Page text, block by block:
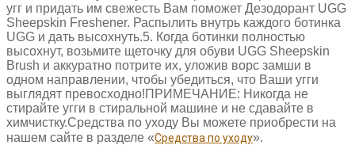
угг и придать им свежесть Вам поможет Дезодорант UGG
Sheepskin Freshener. Распылить внутрь каждого ботинка
UGG и дать высохнуть.5. Когда ботинки полностью
высохнут, возьмите щеточку для обуви UGG Sheepskin
Brush и аккуратно потрите их, уложив ворс замши в
одном направлении, чтобы убедиться, что Ваши угги
выглядят превосходно!ПРИМЕЧАНИЕ: Никогда не
стирайте угги в стиральной машине и не сдавайте в
химчистку.Средства по уходу Вы можете приобрести на
нашем сайте в разделе «Средства по уходу».